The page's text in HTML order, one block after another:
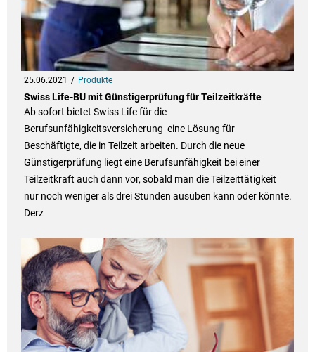
25.06.2021 Produkte
Swiss Life-BU mit Günstigerprüfung für Teilzeitkräfte
Ab sofort bietet Swiss Life für die
Berufsunfähigkeitsversicherung eine Lösung für
Beschäftigte, die in Teilzeit arbeiten. Durch die neue
Günstigerprüfung liegt eine Berufsunfähigkeit bei einer
Teilzeitkraft auch dann vor, sobald man die Teilzeittätigkeit
nur noch weniger als drei Stunden ausüben kann oder könnte.
Derz